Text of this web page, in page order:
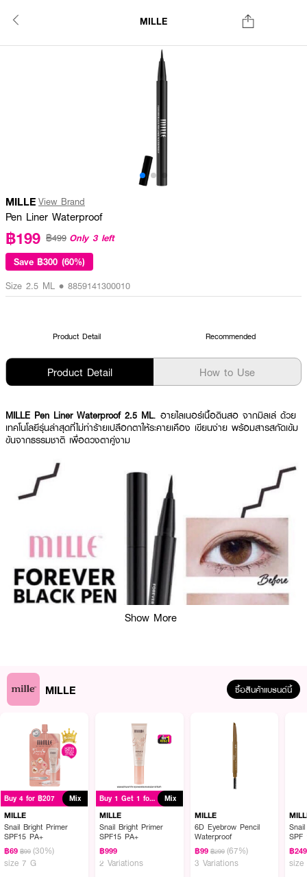
MILLE
MILLE View Brand
Pen Liner Waterproof
฿199 ฿499 Only 3 left
Save ฿300 (60%)
Size 2.5 ML • 8859141300010
Product Detail Recommended
Product Detail How to Use
MILLE Pen Liner Waterproof 2.5 ML. อายไลเนอร์เนื้อดินสอ จากมิลเล่ ด้วย
เทคโนโลยีรุ่นล่าสุดที่ไม่ทำร้ายเปลือกตาให้ระคายเคือง เขียนง่าย พร้อมสารสกัดเข้ม
ข้นจากธรรมชาติ เพื่อดวงตาคู่งาม
ผลลัพธ์ที่ได้ :
MILLE Pen Liner Waterproofอายไลเนอร์เนื้อดินสอ เทคโนโลยีรุ่นล่าสุดที่ไม่
ทำร้ายเปลือกตาให้ระคายเคือง เขียนง่าย ให้คุณสัมผัสได้ถึงความมหัศจรรย์ยอด
เยี่ยมของดวงตากลมโต มีมิติดูเป็นธรรมชาติ พร้อมสารสกัดเข้มข้นจากธรรมชาติ
เพื่อดวงตาคู่งาม
• สีดำสนิท เพิ่มลูกเล่นให้ดวงตามีมิติเป็นธรรมชาติ
• ติดทน กันน้ำ ไม่ไหลเยิ้มระหว่างวัน
Show More
MILLE ซื้อสินค้าแบรนด์นี้
Buy 4 for ฿207 Mix
MILLE
Snail Bright Primer
SPF15 PA+
฿69 ฿99 (30%)
size 7 G
Buy 1 Get 1 for ฿999 Mix
MILLE
Snail Bright Primer
SPF15 PA+
฿999
2 Variations
MILLE
6D Eyebrow Pencil
Waterproof
฿99 ฿299 (67%)
3 Variations
SPF
฿249
size